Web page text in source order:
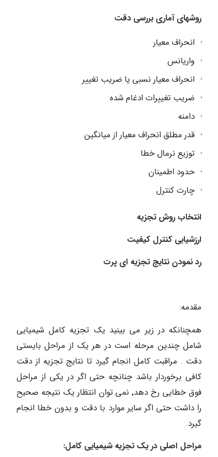
روشهای آماری بررسی دقت
انحراف معیار
واریانس
انحراف معیار نسبی یا ضریب تغییر
ضریب تغییرات ادغام شده
دامنه
قدر مطلق انحراف معیار از میانگین
توزیع نرمال خطا
حدود اطمینان
چارت کنترل
انتخاب روش تجزیه
ارزشیابی کنترل کیفیت
رد نمودن نتایج تجزیه ای پرت
مقدمه:
همچنانکه در زیر می بینید یک تجزیه کامل شیمیایی
شامل چندین مرحله است در هر یک از مراحل بایستی
دقت . مراقبت کامل انجام گیرد تا نتایج تجزیه از دقت
کافی برخوردار باشد چنانچه حتی اگر در یکی از مراحل
فوق خطایی رخ دهد٬ نمی توان انتظار یک نتیجه صحیح
را داشت حتی اگر سایر موارد با دقت و بدون خطا انجام
گیرد.
مراحل اصلی در یک تجزیه شیمیایی کامل: